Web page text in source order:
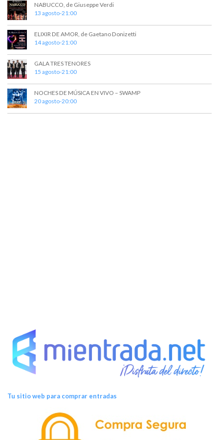
NABUCCO, de Giuseppe Verdi
13 agosto-21:00
ELIXIR DE AMOR, de Gaetano Donizetti
14 agosto-21:00
GALA TRES TENORES
15 agosto-21:00
NOCHES DE MÚSICA EN VIVO – SWAMP
20 agosto-20:00
Tu sitio web para comprar entradas